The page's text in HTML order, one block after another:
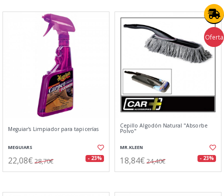
Meguiar's Limpiador para tapicerías
MEGUIARS
22,08€ 28,70€ - 23%
Oferta
Cepillo Algodón Natural "Absorbe
Polvo"
MR.KLEEN
18,84€ 24,40€ - 23%